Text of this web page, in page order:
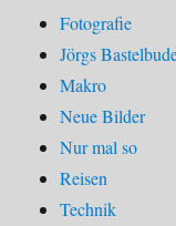
Fotografie
Jörgs
Makro
Neue Bilder
Nur mal so
Reisen
Technik